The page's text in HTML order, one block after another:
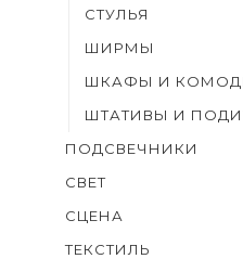
СТУЛЬЯ
ШИРМЫ
ШКАФЫ И
ШТАТИВЫ И
ПОДСВЕЧНИКИ
СВЕТ
СЦЕНА
ТЕКСТИЛЬ